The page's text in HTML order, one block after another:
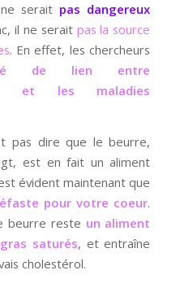
serait pas dangereux
il ne serait pas la source
. En effet, les chercheurs
de lien entre
et les maladies
pas dire que le beurre,
est en fait un aliment
évident maintenant que
pour votre coeur.
beurre reste un aliment
saturés, et entraîne
cholestérol.